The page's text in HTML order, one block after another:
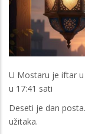
U Mostaru je iftar
u 17:41 sati
Deseti je dan
užitaka.